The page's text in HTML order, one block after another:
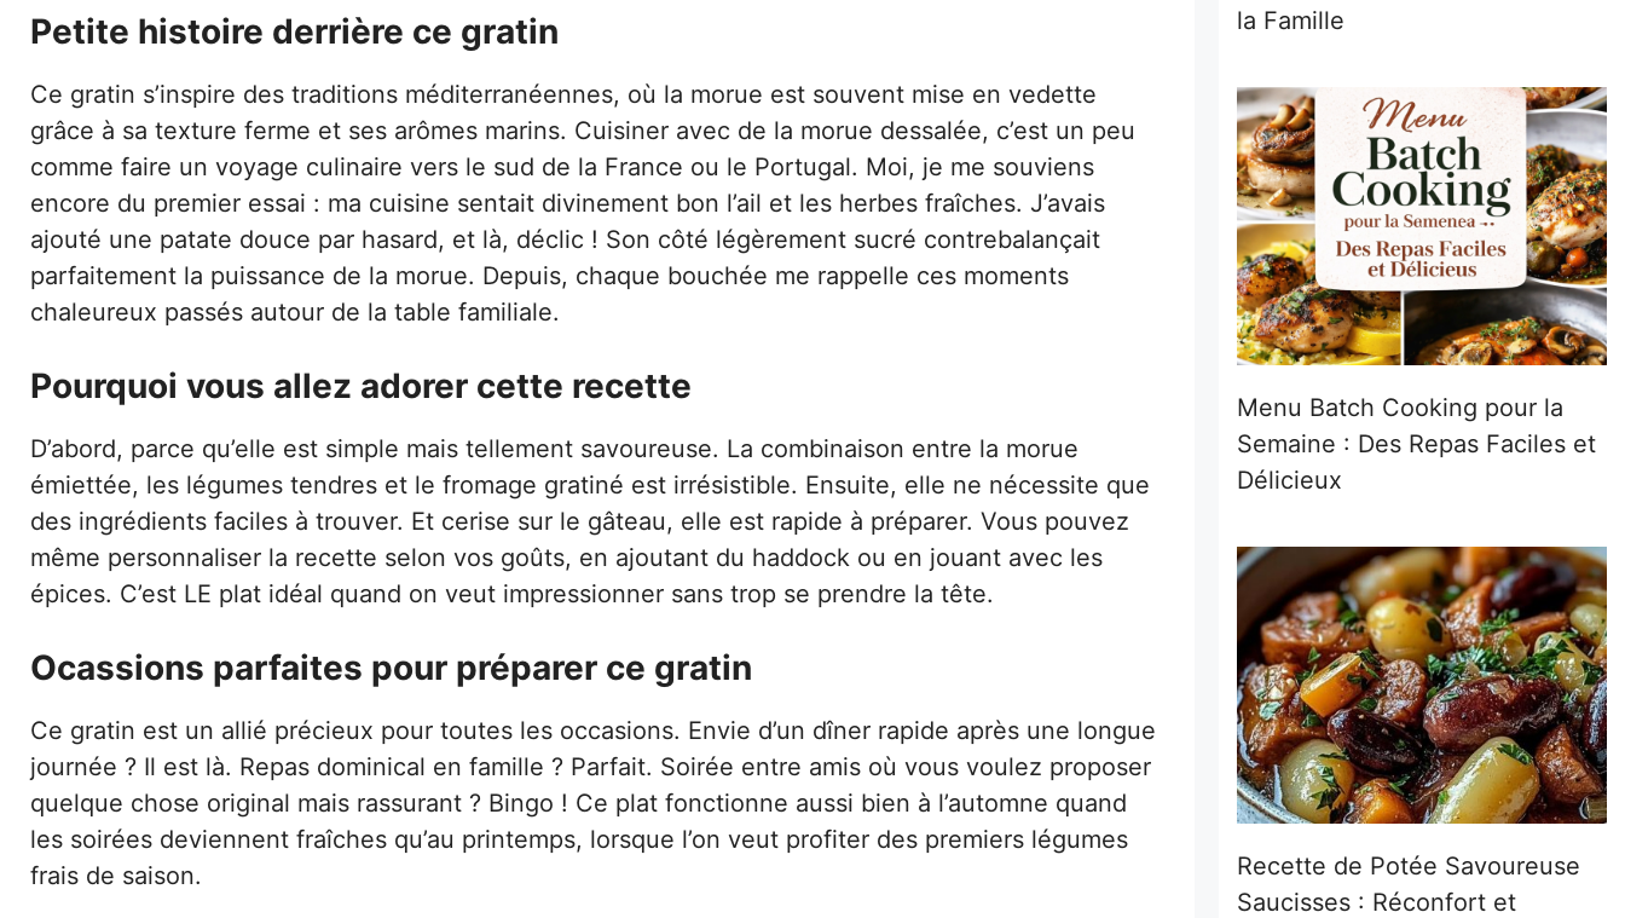
Petite histoire derrière ce gratin
Ce gratin s’inspire des traditions méditerranéennes, où la morue est souvent mise en vedette
grâce à sa texture ferme et ses arômes marins. Cuisiner avec de la morue dessalée, c’est un peu
comme faire un voyage culinaire vers le sud de la France ou le Portugal. Moi, je me souviens
encore du premier essai : ma cuisine sentait divinement bon l’ail et les herbes fraîches. J’avais
ajouté une patate douce par hasard, et là, déclic ! Son côté légèrement sucré contrebalançait
parfaitement la puissance de la morue. Depuis, chaque bouchée me rappelle ces moments
chaleureux passés autour de la table familiale.
Pourquoi vous allez adorer cette recette
D’abord, parce qu’elle est simple mais tellement savoureuse. La combinaison entre la morue
émiettée, les légumes tendres et le fromage gratiné est irrésistible. Ensuite, elle ne nécessite que
des ingrédients faciles à trouver. Et cerise sur le gâteau, elle est rapide à préparer. Vous pouvez
même personnaliser la recette selon vos goûts, en ajoutant du haddock ou en jouant avec les
épices. C’est LE plat idéal quand on veut impressionner sans trop se prendre la tête.
Ocassions parfaites pour préparer ce gratin
Ce gratin est un allié précieux pour toutes les occasions. Envie d’un dîner rapide après une longue
journée ? Il est là. Repas dominical en famille ? Parfait. Soirée entre amis où vous voulez proposer
quelque chose original mais rassurant ? Bingo ! Ce plat fonctionne aussi bien à l’automne quand
les soirées deviennent fraîches qu’au printemps, lorsque l’on veut profiter des premiers légumes
frais de saison.
la Famille
Menu Batch Cooking pour la
Semaine : Des Repas Faciles et
Délicieux
Recette de Potée Savoureuse
Saucisses : Réconfort et